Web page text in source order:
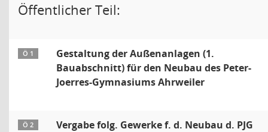
Öffentlicher Teil:
Ö 1
Gestaltung der Außenanlagen (1.
Bauabschnitt) für den Neubau des Peter-
Joerres-Gymnasiums Ahrweiler
Ö 2
Vergabe folg. Gewerke f. d. Neubau d. PJG